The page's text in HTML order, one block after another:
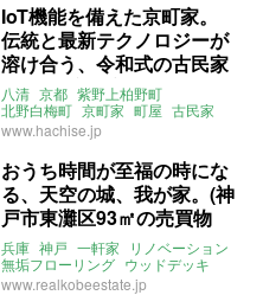
IoT機能を備えた京町家。
伝統と最新テクノロジーが
溶け合う、令和式の古民家
暮らし (京都市北区76㎡の
売買物件)
八清 京都 紫野上柏野町
北野白梅町 京町家 町屋 古民家
一軒家 二階建て
ファミリー 間接照明
和室
床の間 縁側 ウッドデッキ
スマートホーム リノベーション
フルリノベ スマート 売買
www.hachise.jp
おうち時間が至福の時にな
る、天空の城、我が家。(神
戸市東灘区93㎡の売買物
件)
兵庫 神戸 一軒家
リノベーション
無垢フローリング ウッドデッキ
絶景 海が見える 売買
www.realkobeestate.jp